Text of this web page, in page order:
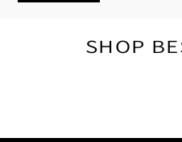
SHOP